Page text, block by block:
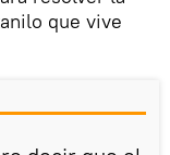
que vive